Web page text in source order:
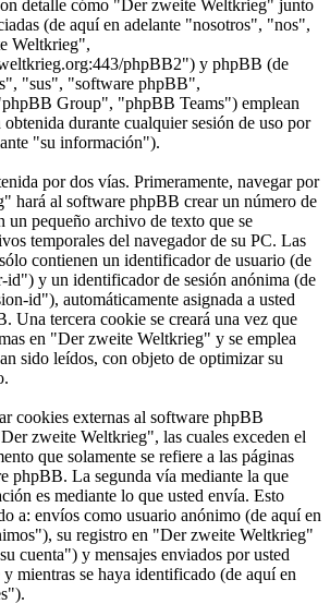
detalle cómo "Der zweite Weltkrieg" junto
(de aquí en adelante "nosotros", "nos",
Weltkrieg",
phpBB2") y phpBB (de
"sus", "software phpBB",
Group", "phpBB Teams") emplean
durante cualquier sesión de uso por
"su información").
por dos vías. Primeramente, navegar por
hará al software phpBB crear un número de
un pequeño archivo de texto que se
temporales del navegador de su PC. Las
contienen un identificador de usuario (de
id") y un identificador de sesión anónima (de
id"), automáticamente asignada a usted
Una tercera cookie se creará una vez que
en "Der zweite Weltkrieg" y se emplea
sido leídos, con objeto de optimizar su
cookies externas al software phpBB
zweite Weltkrieg", las cuales exceden el
que solamente se refiere a las páginas
phpBB. La segunda vía mediante la que
es mediante lo que usted envía. Esto
a: envíos como usuario anónimo (de aquí en
su registro en "Der zweite Weltkrieg"
cuenta") y mensajes enviados por usted
y mientras se haya identificado (de aquí en